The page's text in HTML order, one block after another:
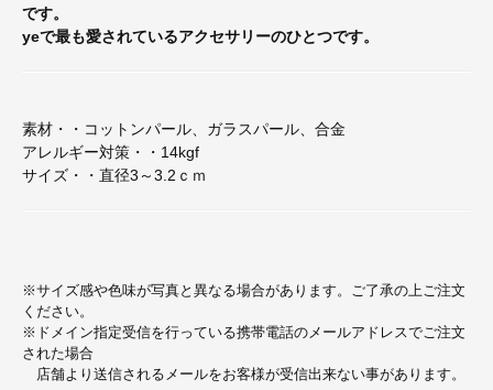
です。
yeで最も愛されているアクセサリーのひとつです。
素材・・コットンパール、ガラスパール、合金
アレルギー対策・・14kgf
サイズ・・直径3～3.2ｃｍ
※サイズ感や色味が写真と異なる場合があります。ご了承の上ご注文
ください。
※ドメイン指定受信を行っている携帯電話のメールアドレスでご注文
された場合
店舗より送信されるメールをお客様が受信出来ない事があります。